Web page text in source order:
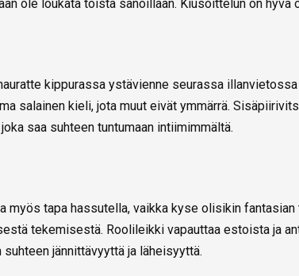
ole loukata toista sanoillaan. Kiusoittelun on hyvä
kippurassa ystävienne seurassa
salainen kieli, jota muut eivät ymmärrä.
saa suhteen tuntumaan intiimimmältä.
myös tapa hassutella, vaikka kyse olisikin
tekemisestä. Roolileikki vapauttaa estoista ja
jännittävyyttä ja läheisyyttä.